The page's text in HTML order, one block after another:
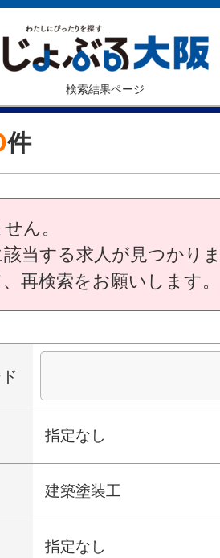
検索結果ページ
件
ん。
当する求人が見つかり
再検索をお願いします。
指定なし
建築塗装工
指定なし